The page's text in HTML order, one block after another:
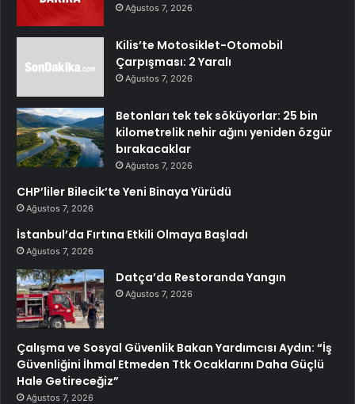
Ağustos 7, 2026
Kilis’te Motosiklet-Otomobil
Çarpışması: 2 Yaralı
Ağustos 7, 2026
Betonları tek tek söküyorlar: 25 bin
kilometrelik nehir ağını yeniden özgür
bırakacaklar
Ağustos 7, 2026
CHP’liler Bilecik’te Yeni Binaya Yürüdü
Ağustos 7, 2026
İstanbul’da Fırtına Etkili Olmaya Başladı
Ağustos 7, 2026
Datça’da Restoranda Yangın
Ağustos 7, 2026
Çalışma ve Sosyal Güvenlik Bakan Yardımcısı Aydın: “İş
Güvenliğini İhmal Etmeden Ttk Ocaklarını Daha Güçlü
Hale Getireceğiz”
Ağustos 7, 2026